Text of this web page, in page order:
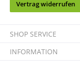
Vertrag widerrufen
SHOP SERVICE
INFORMATION